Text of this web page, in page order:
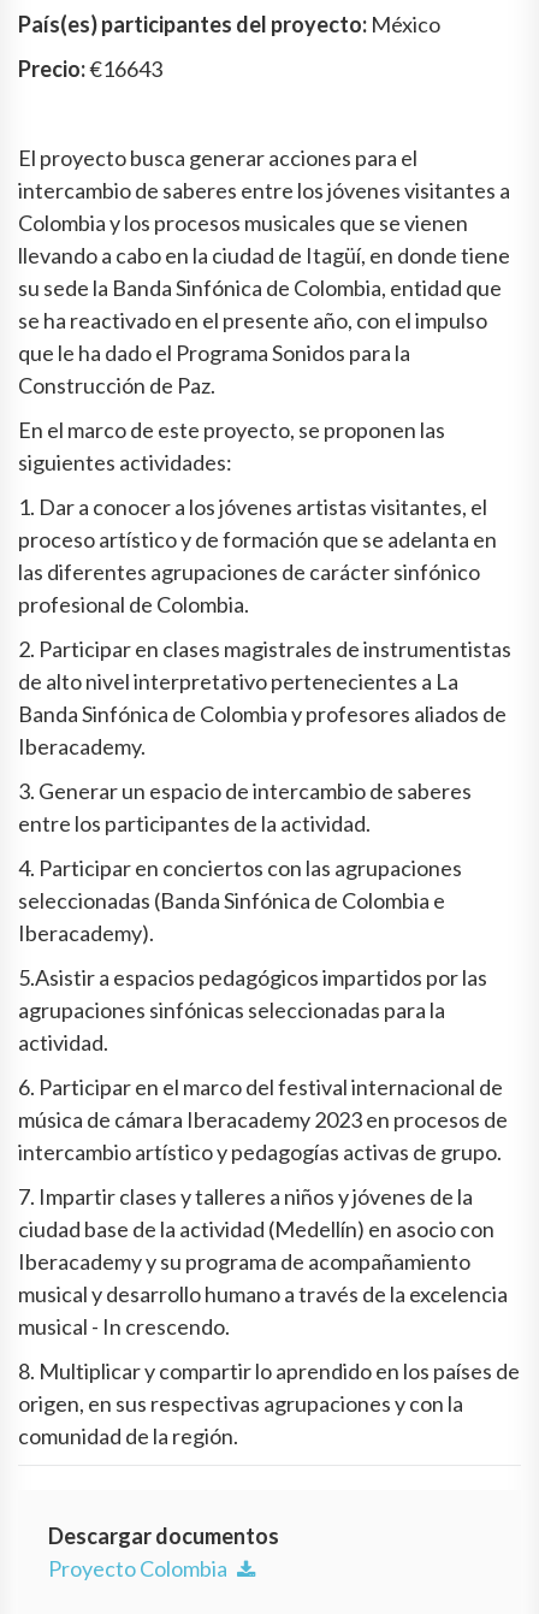
País(es) participantes del proyecto: México
Precio:€16643
El proyecto busca generar acciones para el
intercambio de saberes entre los jóvenes visitantes a
Colombia y los procesos musicales que se vienen
llevando a cabo en la ciudad de Itagüí, en donde tiene
su sede la Banda Sinfónica de Colombia, entidad que
se ha reactivado en el presente año, con el impulso
que le ha dado el Programa Sonidos para la
Construcción de Paz.
En el marco de este proyecto, se proponen las
siguientes actividades:
1. Dar a conocer a los jóvenes artistas visitantes, el
proceso artístico y de formación que se adelanta en
las diferentes agrupaciones de carácter sinfónico
profesional de Colombia.
2. Participar en clases magistrales de instrumentistas
de alto nivel interpretativo pertenecientes a La
Banda Sinfónica de Colombia y profesores aliados de
Iberacademy.
3. Generar un espacio de intercambio de saberes
entre los participantes de la actividad.
4. Participar en conciertos con las agrupaciones
seleccionadas (Banda Sinfónica de Colombia e
Iberacademy).
5.Asistir a espacios pedagógicos impartidos por las
agrupaciones sinfónicas seleccionadas para la
actividad.
6. Participar en el marco del festival internacional de
música de cámara Iberacademy 2023 en procesos de
intercambio artístico y pedagogías activas de grupo.
7. Impartir clases y talleres a niños y jóvenes de la
ciudad base de la actividad (Medellín) en asocio con
Iberacademy y su programa de acompañamiento
musical y desarrollo humano a través de la excelencia
musical - In crescendo.
8. Multiplicar y compartir lo aprendido en los países de
origen, en sus respectivas agrupaciones y con la
comunidad de la región.
Descargar documentos
Proyecto Colombia